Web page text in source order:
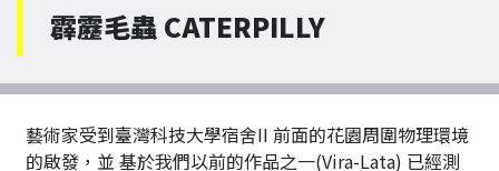
霹靂毛蟲 CATERPILLY
藝術家受到臺灣科技大學宿舍II 前面的花園周圍物理環境
的啟發，並 基於我們以前的作品之一(Vira-Lata) 已經測